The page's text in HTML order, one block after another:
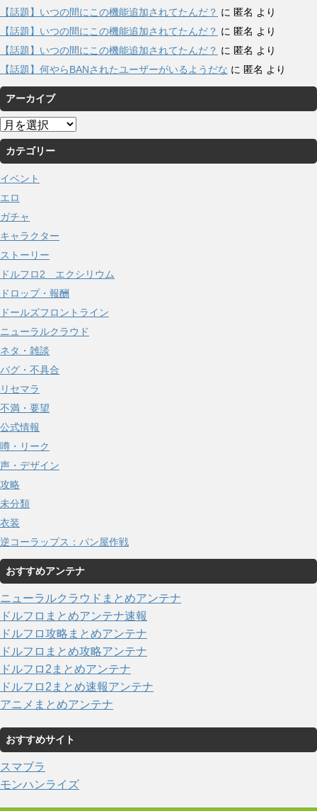
【話題】いつの間にこの機能追加されてたんだ？ に 匿名 より
【話題】いつの間にこの機能追加されてたんだ？ に 匿名 より
【話題】いつの間にこの機能追加されてたんだ？ に 匿名 より
【話題】何やらBANされたユーザーがいるようだな に 匿名 より
アーカイブ
ア
ー
カ
イ
ブ
カテゴリー
イベント
エロ
ガチャ
キャラクター
ストーリー
ドルフロ2 エクシリウム
ドロップ・報酬
ドールズフロントライン
ニューラルクラウド
ネタ・雑談
バグ・不具合
リセマラ
不満・要望
公式情報
噂・リーク
声・デザイン
攻略
未分類
衣装
逆コーラップス：パン屋作戦
おすすめアンテナ
ニューラルクラウドまとめアンテナ
ドルフロまとめアンテナ速報
ドルフロ攻略まとめアンテナ
ドルフロまとめ攻略アンテナ
ドルフロ2まとめアンテナ
ドルフロ2まとめ速報アンテナ
アニメまとめアンテナ
おすすめサイト
スマブラ
モンハンライズ